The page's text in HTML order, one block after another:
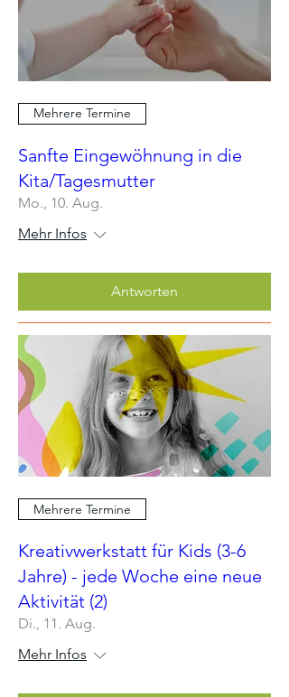
Mehrere Termine
Sanfte Eingewöhnung in die
Kita/Tagesmutter
Mo., 10. Aug.
Mehr Infos
Antworten
Mehrere Termine
Kreativwerkstatt für Kids (3-6
Jahre) - jede Woche eine neue
Aktivität (2)
Di., 11. Aug.
Mehr Infos